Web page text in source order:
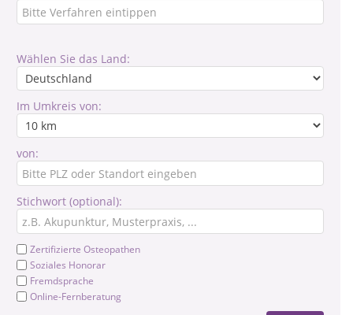
Wählen Sie das Land:
Im Umkreis von:
von:
Stichwort (optional):
Zertifizierte Osteopathen
Soziales Honorar
Fremdsprache
Online-Fernberatung